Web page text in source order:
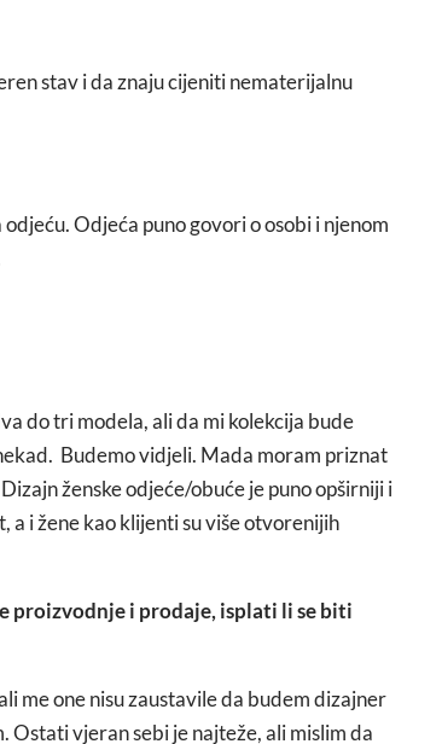
stav i da znaju cijeniti nematerijalnu
Odjeća puno govori o osobi i njenom
do tri modela, ali da mi kolekcija bude
Budemo vidjeli. Mada moram priznat
ženske odjeće/obuće je puno opširniji i
a i žene kao klijenti su više otvorenijih
proizvodnje i prodaje, isplati li se biti
me one nisu zaustavile da budem dizajner
vjeran sebi je najteže, ali mislim da